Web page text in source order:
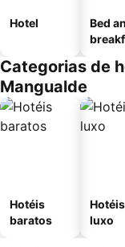
Hotel
Bed
Categorias de
Mangualde
Hotéis
baratos
luxo